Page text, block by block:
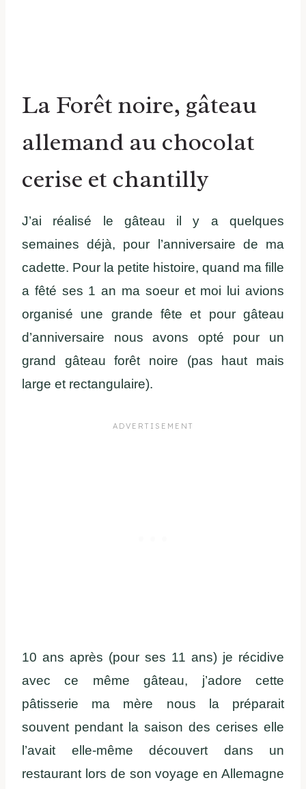
La Forêt noire, gâteau
allemand au chocolat
cerise et chantilly
J’ai réalisé le gâteau il y a quelques
semaines déjà, pour l’anniversaire de ma
cadette. Pour la petite histoire, quand ma fille
a fêté ses 1 an ma soeur et moi lui avions
organisé une grande fête et pour gâteau
d’anniversaire nous avons opté pour un
grand gâteau forêt noire (pas haut mais
large et rectangulaire).
10 ans après (pour ses 11 ans) je récidive
avec ce même gâteau, j’adore cette
pâtisserie ma mère nous la préparait
souvent pendant la saison des cerises elle
l’avait elle-même découvert dans un
restaurant lors de son voyage en Allemagne